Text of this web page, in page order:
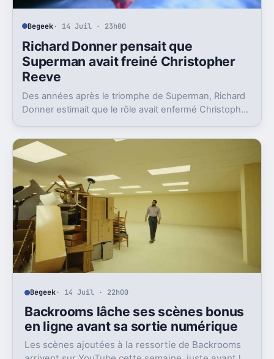
Begeek· 14 Juil · 23h00
Richard Donner pensait que
Superman avait freiné Christopher
Reeve
Des années après le triomphe de Superman, Richard
Donner estimait que le rôle avait enfermé Christopher
sortir.
Begeek· 14 Juil · 22h00
Backrooms lâche ses scènes bonus
en ligne avant sa sortie numérique
Les scènes ajoutées à la ressortie de Backrooms